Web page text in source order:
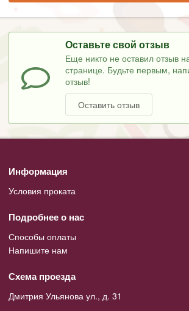
Оставьте свой отзыв
Еще никто не оставил отзыв
странице. Будьте первым,
отзыв!
Оставить отзыв
Информация
Условия проката
Подробнее о нас
Способы оплаты
Напишите нам
Схема проезда
Дмитрия Ульянова ул., д. 31